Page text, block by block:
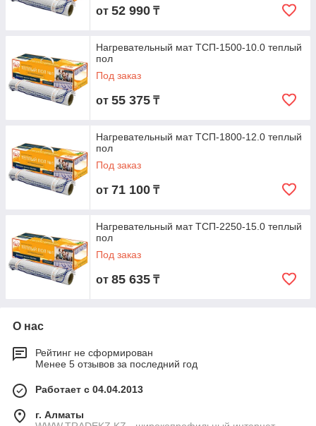
от 52 990 ₸
Нагревательный мат ТСП-1500-10.0 теплый
пол
Под заказ
от 55 375 ₸
Нагревательный мат ТСП-1800-12.0 теплый
пол
Под заказ
от 71 100 ₸
Нагревательный мат ТСП-2250-15.0 теплый
пол
Под заказ
от 85 635 ₸
О нас
Рейтинг не сформирован
Менее 5 отзывов за последний год
Работает с 04.04.2013
г. Алматы